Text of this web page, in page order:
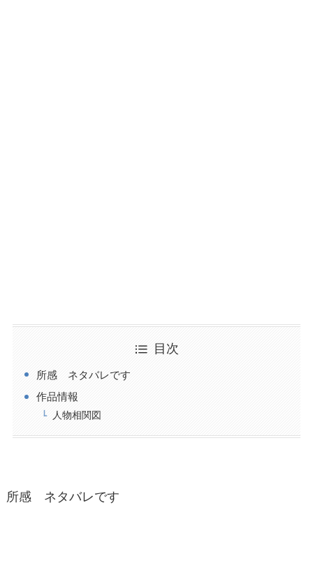
目次
所感 ネタバレです
作品情報
人物相関図
所感 ネタバレです